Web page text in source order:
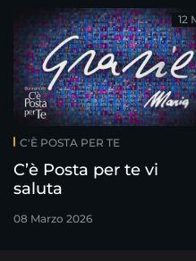
C'È POSTA PER TE
C’è Posta per te vi
saluta
08 Marzo 2026
12